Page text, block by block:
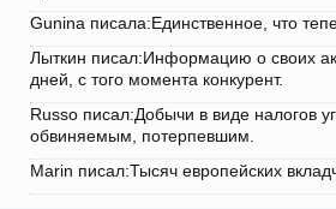
Gunina писала:Единственное, что
Лыткин писал:Информацию о своих
дней, с того момента конкурент.
Russo писал:Добычи в виде налогов
обвиняемым, потерпевшим.
Marin писал:Тысяч европейских